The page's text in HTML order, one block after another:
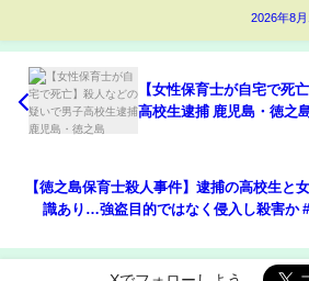
2026年8月
【女性保育士が自宅で死
高校生逮捕 鹿児島・徳之
【徳之島保育士殺人事件】逮捕の高校生と
識